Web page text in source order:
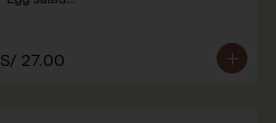
S/ 27.00